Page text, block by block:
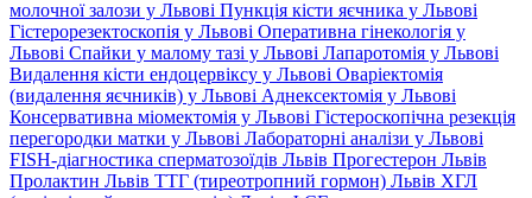
молочної залози у Львові Пункція кісти яєчника у Львові
Гістерорезектоскопія у Львові Оперативна гінекологія у
Львові Спайки у малому тазі у Львові Лапаротомія у Львові
Видалення кісти ендоцервіксу у Львові Оваріектомія
(видалення яєчників) у Львові Аднексектомія у Львові
Консервативна міомектомія у Львові Гістероскопічна резекція
перегородки матки у Львові Лабораторні аналізи у Львові
FISH-діагностика сперматозоїдів Львів Прогестерон Львів
Пролактин Львів ТТГ (тиреотропний гормон) Львів ХГЛ